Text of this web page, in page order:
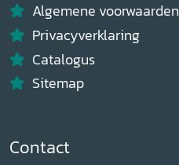
Algemene voorwaarden
Privacyverklaring
Catalogus
Sitemap
Contact